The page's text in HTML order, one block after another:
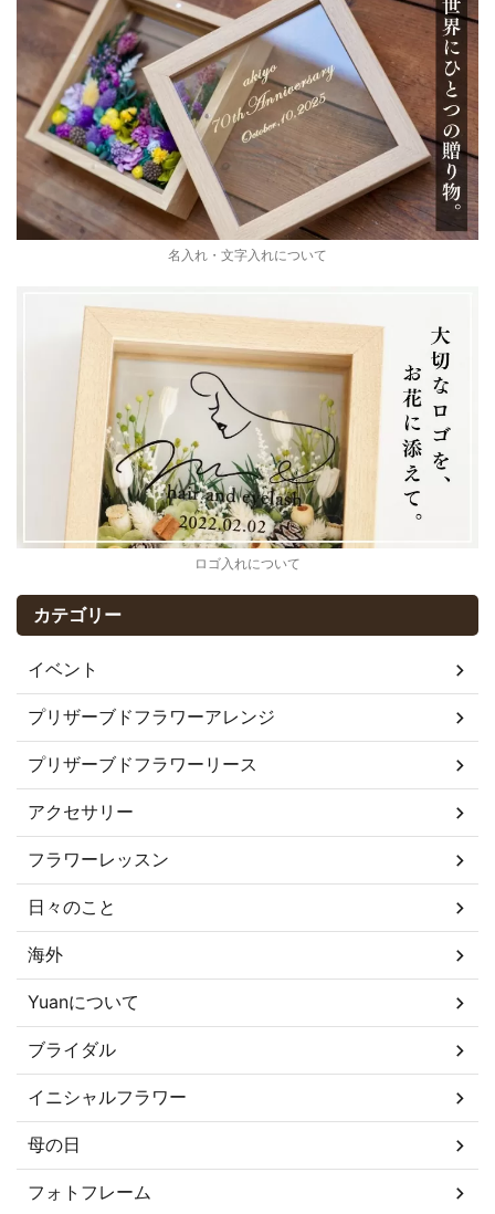
名入れ・文字入れについて
ロゴ入れについて
カテゴリー
イベント
プリザーブドフラワーアレンジ
プリザーブドフラワーリース
アクセサリー
フラワーレッスン
日々のこと
海外
Yuanについて
ブライダル
イニシャルフラワー
母の日
フォトフレーム